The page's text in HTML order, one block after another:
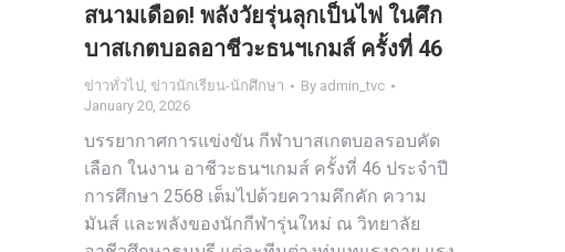
สนามเดือด! พลังวัยรุ่นลุกเป็นไฟ ในศึก
บาสเกตบอลอาชีวะธนฯเกมส์ ครั้งที่ 46
ข่าวทั่วไป, ข่าวนักเรียน-นักศึกษา By admin_tvc
January 20, 2026
บรรยากาศการแข่งขัน กีฬาบาสเกตบอลรอบคัด
เลือก ในงาน อาชีวะธนฯเกมส์ ครั้งที่ 46 ประจำปี
การศึกษา 2568 เต็มไปด้วยความคึกคัก ความ
มันส์ และพลังของนักกีฬารุ่นใหม่ ณ วิทยาลัย